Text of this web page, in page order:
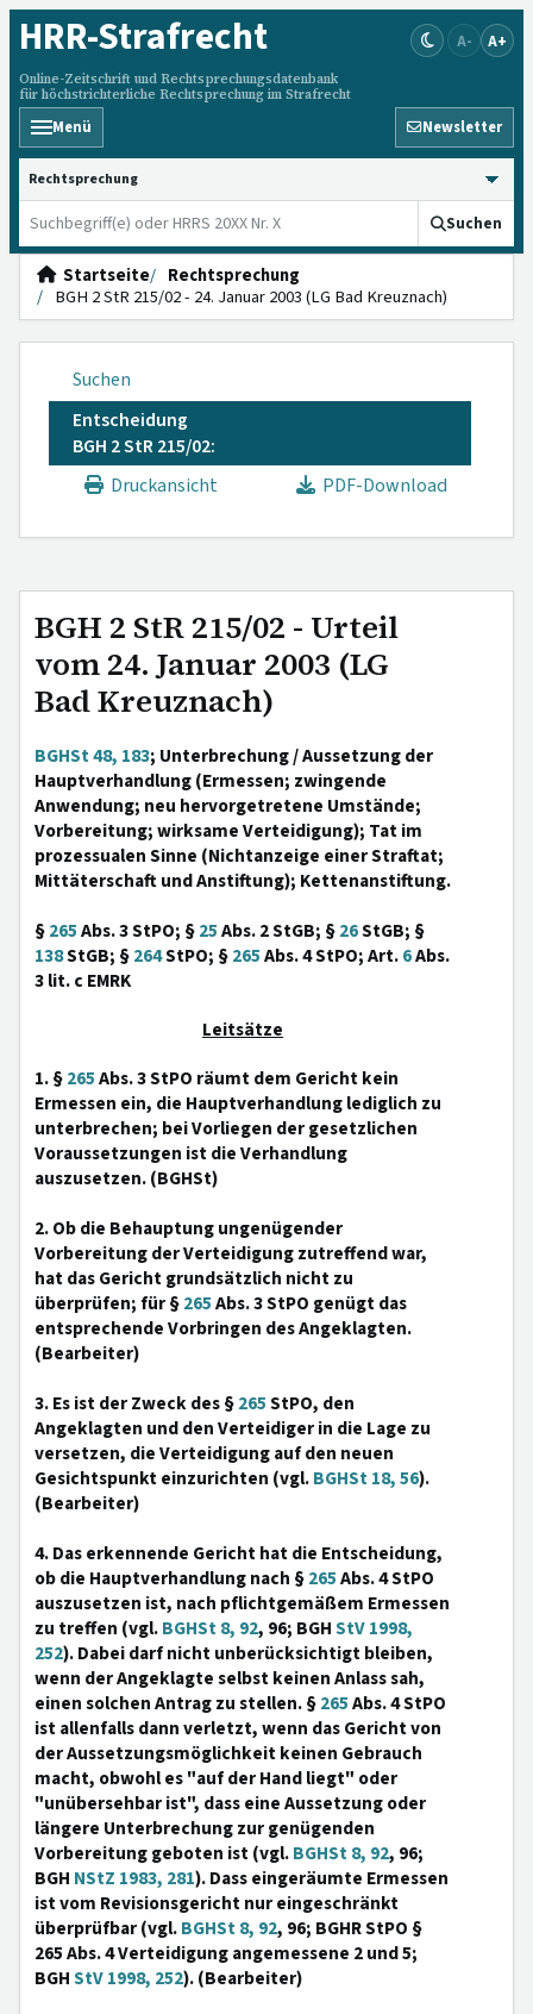
HRR-Strafrecht
Online-Zeitschrift und Rechtsprechungsdatenbank
für höchstrichterliche Rechtsprechung im Strafrecht
A- A+
Menü Newsletter
HRRS durchsuchen
Suchen
Startseite
Rechtsprechung
BGH 2 StR 215/02 - 24. Januar 2003 (LG Bad Kreuznach)
Suchen
Entscheidung
BGH 2 StR 215/02:
Druckansicht
PDF-Download
BGH 2 StR 215/02 - Urteil
vom 24. Januar 2003 (LG
Bad Kreuznach)
BGHSt 48, 183; Unterbrechung / Aussetzung der
Hauptverhandlung (Ermessen; zwingende
Anwendung; neu hervorgetretene Umstände;
Vorbereitung; wirksame Verteidigung); Tat im
prozessualen Sinne (Nichtanzeige einer Straftat;
Mittäterschaft und Anstiftung); Kettenanstiftung.
§265Abs. 3 StPO; §25Abs. 2 StGB; §26StGB; §
138StGB; §264StPO; §265Abs. 4 StPO; Art.6Abs.
3 lit. c EMRK
Leitsätze
1. §265Abs. 3 StPO räumt dem Gericht kein
Ermessen ein, die Hauptverhandlung lediglich zu
unterbrechen; bei Vorliegen der gesetzlichen
Voraussetzungen ist die Verhandlung
auszusetzen. (BGHSt)
2. Ob die Behauptung ungenügender
Vorbereitung der Verteidigung zutreffend war,
hat das Gericht grundsätzlich nicht zu
überprüfen; für §265Abs. 3 StPO genügt das
entsprechende Vorbringen des Angeklagten.
(Bearbeiter)
3. Es ist der Zweck des §265StPO, den
Angeklagten und den Verteidiger in die Lage zu
versetzen, die Verteidigung auf den neuen
Gesichtspunkt einzurichten (vgl.BGHSt 18, 56).
(Bearbeiter)
4. Das erkennende Gericht hat die Entscheidung,
ob die Hauptverhandlung nach §265Abs. 4 StPO
auszusetzen ist, nach pflichtgemäßem Ermessen
zu treffen (vgl.BGHSt 8, 92, 96; BGHStV 1998,
252). Dabei darf nicht unberücksichtigt bleiben,
wenn der Angeklagte selbst keinen Anlass sah,
einen solchen Antrag zu stellen. §265Abs. 4 StPO
ist allenfalls dann verletzt, wenn das Gericht von
der Aussetzungsmöglichkeit keinen Gebrauch
macht, obwohl es "auf der Hand liegt" oder
"unübersehbar ist", dass eine Aussetzung oder
längere Unterbrechung zur genügenden
Vorbereitung geboten ist (vgl.BGHSt 8, 92, 96;
BGH NStZ 1983, 281). Dass eingeräumte Ermessen
ist vom Revisionsgericht nur eingeschränkt
überprüfbar (vgl.BGHSt 8, 92, 96; BGHR StPO §
265 Abs. 4 Verteidigung angemessene 2 und 5;
BGHStV 1998, 252). (Bearbeiter)